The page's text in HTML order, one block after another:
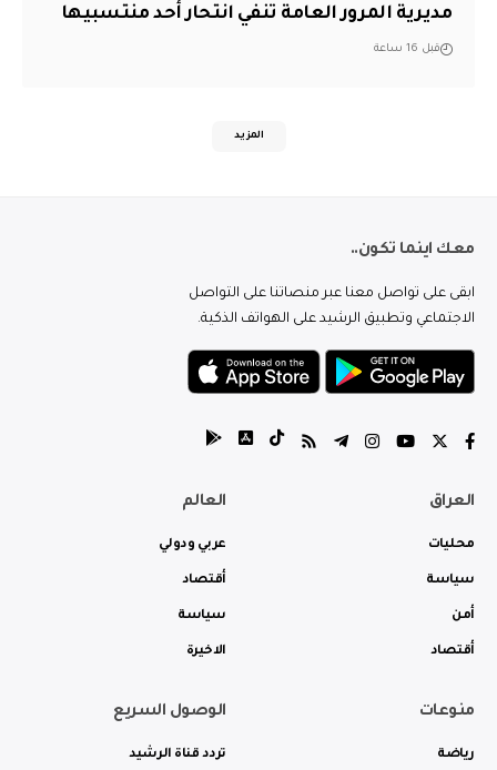
مديرية المرور العامة تنفي انتحار أحد منتسبيها
قبل 16 ساعة
المزيد
معك اينما تكون..
ابقى على تواصل معنا عبر منصاتنا على التواصل
الاجتماعي وتطبيق الرشيد على الهواتف الذكية.
العراق
محليات
سياسة
أمن
أقتصاد
العالم
عربي ودولي
أقتصاد
سياسة
الاخيرة
منوعات
رياضة
الوصول السريع
تردد قناة الرشيد